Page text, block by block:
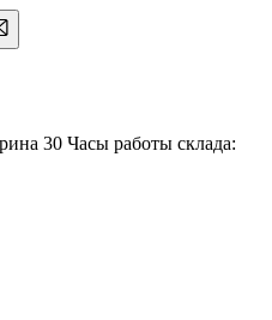
30 Часы работы склада: